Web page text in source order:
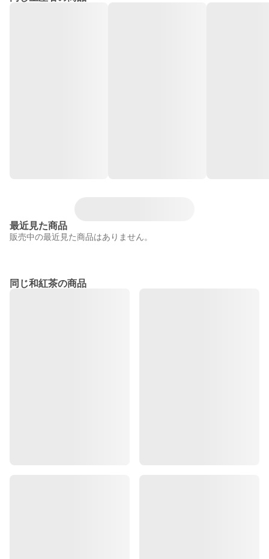
最近見た商品
販売中の最近見た商品はありません。
同じ和紅茶の商品